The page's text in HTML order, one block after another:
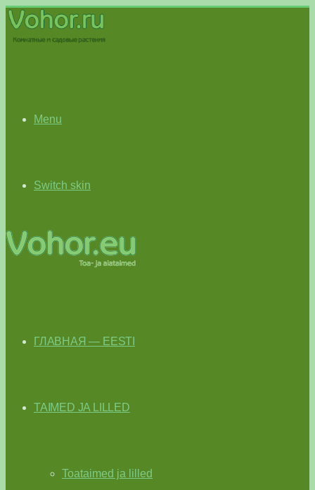
Menu
Switch skin
ГЛАВНАЯ — EESTI
TAIMED JA LILLED
Toataimed ja lilled